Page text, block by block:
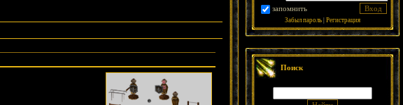
запомнить
Забыл пароль Регистрация
Поиск